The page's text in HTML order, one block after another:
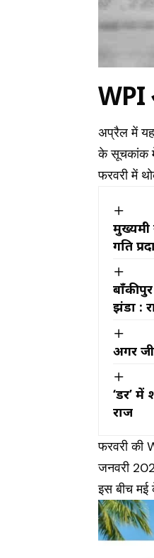
WPI
अप्रैल में यह
के सूचकांक में
फरवरी में
गति
झंडा :
अगर
‘डर’
राज
फरवरी की
जनवरी
इस बीच